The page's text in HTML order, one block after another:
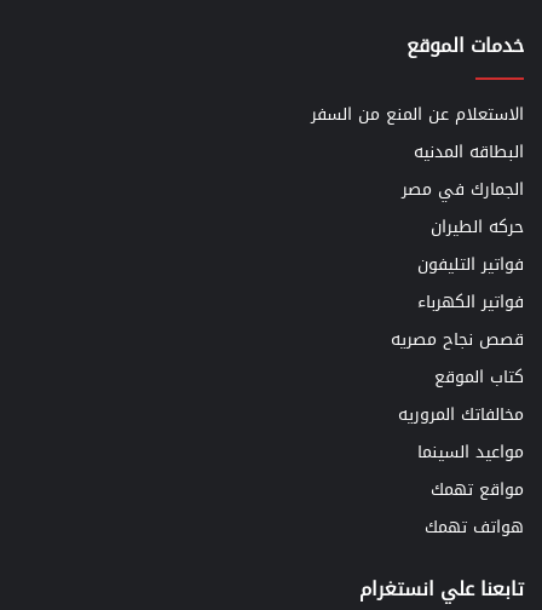
خدمات الموقع
الاستعلام عن المنع من السفر
البطاقه المدنيه
الجمارك في مصر
حركه الطيران
فواتير التليفون
فواتير الكهرباء
قصص نجاح مصريه
كتاب الموقع
مخالفاتك المروريه
مواعيد السينما
مواقع تهمك
هواتف تهمك
تابعنا علي انستغرام